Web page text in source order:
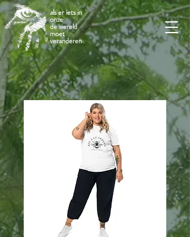
als er iets in
onze
de wereld
moet
veranderen